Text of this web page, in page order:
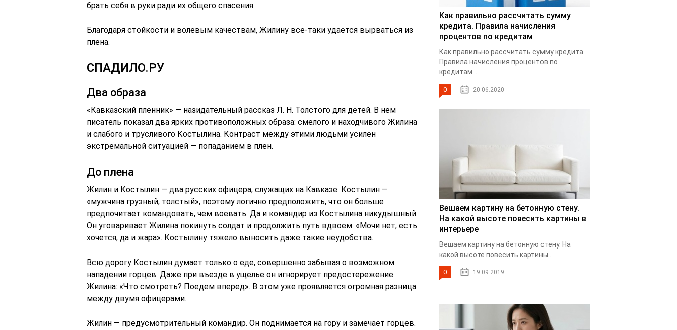
брать себя в руки ради их общего спасения.
Благодаря стойкости и волевым качествам, Жилину все-таки удается вырваться из
плена.
СПАДИЛО.РУ
Два образа
«Кавказский пленник» — назидательный рассказ Л. Н. Толстого для детей. В нем
писатель показал два ярких противоположных образа: смелого и находчивого Жилина
и слабого и трусливого Костылина. Контраст между этими людьми усилен
экстремальной ситуацией — попаданием в плен.
До плена
Жилин и Костылин — два русских офицера, служащих на Кавказе. Костылин —
«мужчина грузный, толстый», поэтому логично предположить, что он больше
предпочитает командовать, чем воевать. Да и командир из Костылина никудышный.
Он уговаривает Жилина покинуть солдат и продолжить путь вдвоем: «Мочи нет, есть
хочется, да и жара». Костылину тяжело выносить даже такие неудобства.
Всю дорогу Костылин думает только о еде, совершенно забывая о возможном
нападении горцев. Даже при въезде в ущелье он игнорирует предостережение
Жилина: «Что смотреть? Поедем вперед». В этом уже проявляется огромная разница
между двумя офицерами.
Жилин — предусмотрительный командир. Он поднимается на гору и замечает горцев.
Как правильно рассчитать сумму
кредита. Правила начисления
процентов по кредитам
Как правильно рассчитать сумму кредита.
Правила начисления процентов по
кредитам...
0 20.06.2020
Вешаем картину на бетонную стену.
На какой высоте повесить картины в
интерьере
Вешаем картину на бетонную стену. На
какой высоте повесить картины...
0 19.09.2019